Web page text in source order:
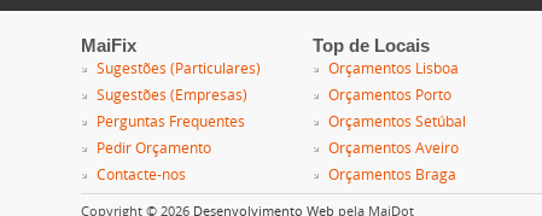
MaiFix
Sugestões (Particulares)
Sugestões (Empresas)
Perguntas Frequentes
Pedir Orçamento
Contacte-nos
Top de Locais
Orçamentos Lisboa
Orçamentos Porto
Orçamentos Setúbal
Orçamentos Aveiro
Orçamentos Braga
Copyright © 2026 Desenvolvimento Web pela MaiDot